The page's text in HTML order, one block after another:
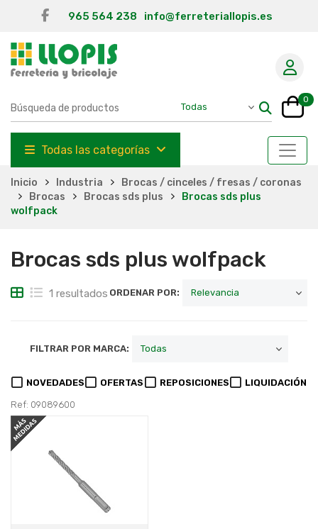
965 564 238 info@ferreteriallopis.es
0
Todas las categorías
Inicio Industria
Brocas / cinceles / fresas / coronas
Brocas
Brocas sds plus
Brocas sds plus
wolfpack
Brocas sds plus wolfpack
1 resultados ORDENAR POR:
FILTRAR POR MARCA:
NOVEDADES OFERTAS REPOSICIONES LIQUIDACIÓN
Ref: 09089600